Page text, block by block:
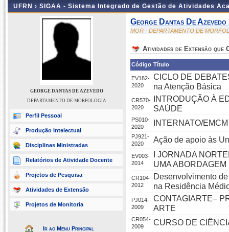
UFRN › SIGAA - Sistema Integrado de Gestão de Atividades
GEORGE DANTAS DE AZEVEDO
DEPARTAMENTO DE MORFOLOGIA
Perfil Pessoal
Produção Intelectual
Disciplinas Ministradas
Relatórios de Atividade Docente
Projetos de Pesquisa
Atividades de Extensão
Projetos de Monitoria
Ir ao Menu Principal
George Dantas De Azevedo
MOR - DEPARTAMENTO DE
Atividades de Extensão que
Código Título
EV182-
2020
CICLO DE
na Atenção Básica
CR570-
2020
INTRODUÇÃO À
SAÚDE
PS010-
2020
INTERNATO/
PJ921-
2020
Ação de apoio às
EV003-
2014
I JORNADA
UMA
CR104-
2012
Desenvolvimento
na Residência
PJ014-
2009
CONTAGIARTE–
ARTE
CR054-
2009
CURSO DE